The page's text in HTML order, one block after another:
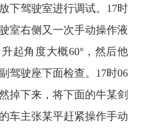
下驾驶室进行调试。17时
室右侧又一次手动操作液
起角度大概60°，然后他
驾驶座下面检查。17时06
掉下来，将下面的牛某剑
车主张某平赶紧操作手动